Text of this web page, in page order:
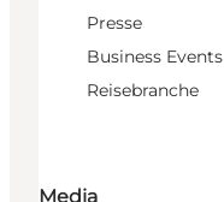
Presse
Business Events
Reisebranche
Media